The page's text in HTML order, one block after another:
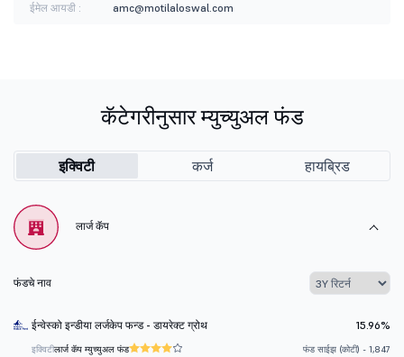
ईमेल आयडी :
amc@motilaloswal.com
कॅटेगरीनुसार म्युच्युअल फंड
इक्विटी कर्ज हायब्रिड
लार्ज कॅप
फंडचे नाव
ईन्वेस्को इन्डीया लर्जकेप फन्ड - डायरेक्ट ग्रोथ 15.96%
इक्विटीलार्ज कॅप म्युच्युअल फंड फंड साईझ (कोटी) - 1,847